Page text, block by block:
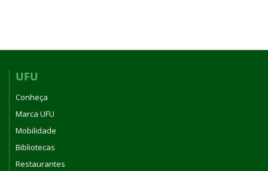
UFU
Conheça
Marca UFU
Mobilidade
Bibliotecas
Restaurantes